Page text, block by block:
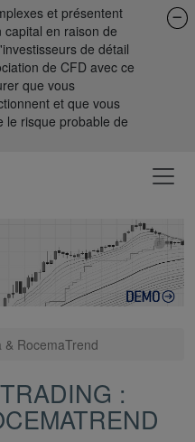
et présentent
en raison de
de détail
de CFD avec ce
que vous
et que vous
le risque probable de
& RocemaTrend
: